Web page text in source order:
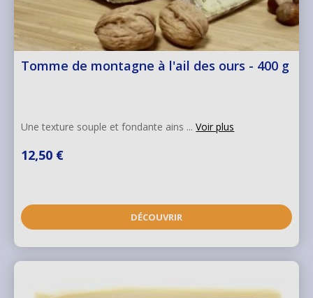
Tomme de montagne à l'ail des ours - 400 g
Une texture souple et fondante ains ...Voir plus
12,50 €
DÉCOUVRIR